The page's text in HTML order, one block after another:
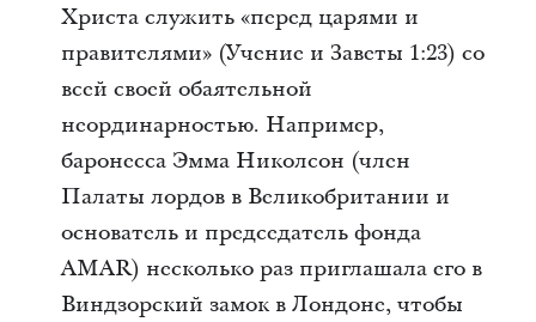
Христа служить «перед царями и
правителями» (Учение и Заветы 1:23) со
всей своей обаятельной
неординарностью. Например,
баронесса Эмма Николсон (член
Палаты лордов в Великобритании и
основатель и председатель фонда
AMAR) несколько раз приглашала его в
Виндзорский замок в Лондоне, чтобы